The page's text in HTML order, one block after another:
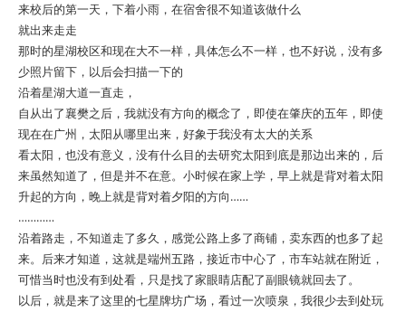
来校后的第一天，下着小雨，在宿舍很不知道该做什么
就出来走走
那时的星湖校区和现在大不一样，具体怎么不一样，也不好说，没有多
少照片留下，以后会扫描一下的
沿着星湖大道一直走，
自从出了襄樊之后，我就没有方向的概念了，即使在肇庆的五年，即使
现在在广州，太阳从哪里出来，好象于我没有太大的关系
看太阳，也没有意义，没有什么目的去研究太阳到底是那边出来的，后
来虽然知道了，但是并不在意。小时候在家上学，早上就是背对着太阳
升起的方向，晚上就是背对着夕阳的方向……
…………
沿着路走，不知道走了多久，感觉公路上多了商铺，卖东西的也多了起
来。后来才知道，这就是端州五路，接近市中心了，市车站就在附近，
可惜当时也没有到处看，只是找了家眼睛店配了副眼镜就回去了。
以后，就是来了这里的七星牌坊广场，看过一次喷泉，我很少去到处玩